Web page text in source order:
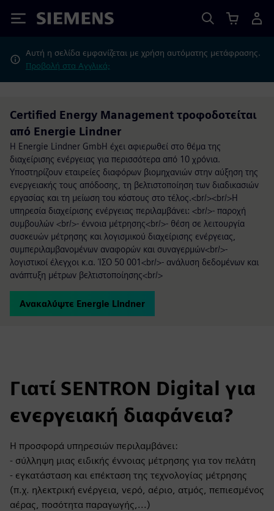
Siemens
Αυτή η σελίδα εμφανίζεται με χρήση αυτόματης μετάφρασης.
Προβολή στα Αγγλικά;
Certified Energy Management τροφοδοτείται
από Energie Lindner
Η Energie Lindner GmbH έχει αφιερωθεί στο θέμα της
διαχείρισης ενέργειας για περισσότερα από 10 χρόνια.
Υποστηρίζουν εταιρείες διαφόρων βιομηχανιών στην αύξηση της
ενεργειακής τους απόδοσης, τη βελτιστοποίηση των διαδικασιών
εργασίας και τη μείωση του κόστους στο τέλος.<br/><br/>Η
υπηρεσία διαχείρισης ενέργειας περιλαμβάνει: <br/>- παροχή
συμβουλών <br/>- έννοια μέτρησης<br/>- θέση σε λειτουργία
συσκευών μέτρησης και λογισμικού διαχείρισης ενέργειας,
συμπεριλαμβανομένων αναφορών και συναγερμών<br/>-
λογιστικοί έλεγχοι κ.α. ΊΣΟ 50 001<br/>- ανάλυση δεδομένων και
ανάπτυξη μέτρων βελτιστοποίησης<br/>
Ανακαλύψτε Energie Lindner
Γιατί SENTRON Digital για
ενεργειακή διαφάνεια?
Η προσφορά υπηρεσιών περιλαμβάνει:
- σύλληψη μιας ειδικής έννοιας μέτρησης για τον πελάτη
- εγκατάσταση και επέκταση της τεχνολογίας μέτρησης
(π.χ. ηλεκτρική ενέργεια, νερό, αέριο, ατμός, πεπιεσμένος
αέρας, ποσότητα παραγωγής,...)